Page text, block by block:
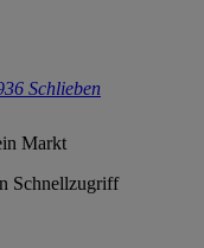
Schlieben
Markt
Schnellzugriff